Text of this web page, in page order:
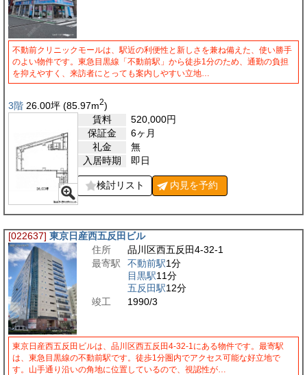
不動前クリニックモールは、駅近の利便性と新しさを兼ね備えた、使い勝手
のよい物件です。東急目黒線「不動前駅」から徒歩1分のため、通勤の負担
を抑えやすく、来訪者にとっても案内しやすい立地…
3階 26.00坪 (85.97m2)
賃料
520,000円
保証金
6ヶ月
礼金
無
入居時期
即日
検討リスト 内見を予約
[022637] 東京日産西五反田ビル
住所
品川区西五反田4-32-1
最寄駅
不動前駅1分
目黒駅11分
五反田駅12分
竣工
1990/3
東京日産西五反田ビルは、品川区西五反田4-32-1にある物件です。最寄駅
は、東急目黒線の不動前駅です。徒歩1分圏内でアクセス可能な好立地で
す。山手通り沿いの角地に位置しているので、視認性が…